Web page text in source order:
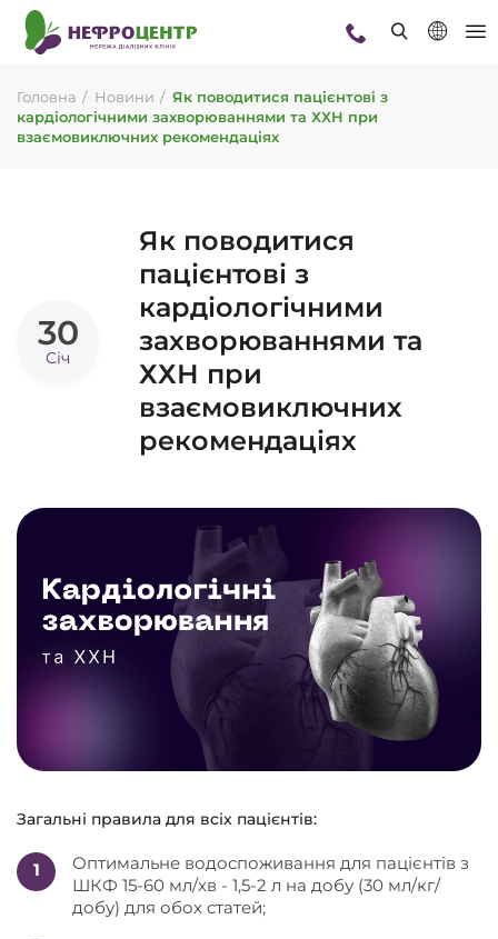
Головна Новини
Як поводитися пацієнтові з
кардіологічними захворюваннями та ХХН при
взаємовиключних рекомендаціях
30
Січ
Як поводитися
пацієнтові з
кардіологічними
захворюваннями та
ХХН при
взаємовиключних
рекомендаціях
Загальні правила для всіх пацієнтів:
Оптимальне водоспоживання для пацієнтів з
ШКФ 15-60 мл/хв - 1,5-2 л на добу (30 мл/кг/
добу) для обох статей;